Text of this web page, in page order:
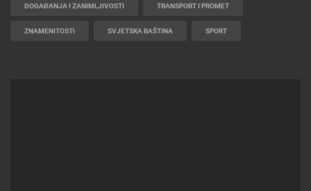
DOGAĐANJA I ZANIMLJIVOSTI TRANSPORT I PROMET
ZNAMENITOSTI SVJETSKA BAŠTINA SPORT